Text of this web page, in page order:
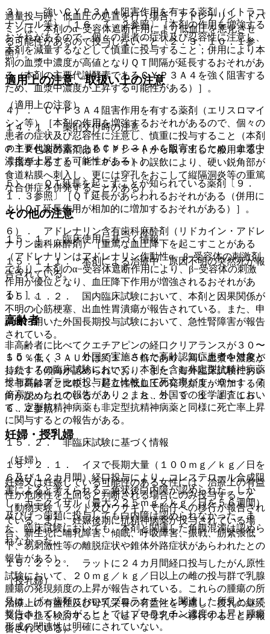
過量投与時、低血圧の処置を行う場合、アドレナリン、ドパ
ミンは、本剤のα−受容体遮断作用により低血圧を悪化させ
る可能性があるので投与しないこと〔２．３、１０．１参
照〕。
適用上の注意、取扱い上の注意
（適用上の注意）
１４．１． 薬剤交付時の注意
ＰＴＰ包装の薬剤はＰＴＰシートから取り出して服用するよ
う指導すること（ＰＴＰシートの誤飲により、硬い鋭角部が
食道粘膜へ刺入し、更には穿孔をおこして縦隔洞炎等の重篤
な合併症を併発することがある）。
その他の注意
１５．１． 臨床使用に基づく情報
１５．１．１． 本剤による治療中、原因不明の突然死が報
告されている。
１５．１．２． 国内臨床試験において、本剤と因果関係が
不明の心筋梗塞、出血性胃潰瘍が報告されている。また、申
請時に用いた外国長期投与試験において、急性腎障害が報告
されている。
１５．１．３． 外国で実施された高齢認知症患者を対象と
した１７の臨床試験において、本剤を含む非定型抗精神病薬
投与群はプラセボ投与群と比較して死亡率が１．６〜１．７
倍高かったとの報告があり、また、外国での疫学調査におい
て、定型抗精神病薬も非定型抗精神病薬と同様に死亡率上昇
に関与するとの報告がある。
１５．２． 非臨床試験に基づく情報
１５．２．１． イヌで長期大量（１００ｍｇ／ｋｇ／日を
６及び１２カ月間）経口投与により、コレステロール合成阻
害によると考えられる三角状後白内障が認められた。しか
し、カニクイザル（最大２２５ｍｇ／ｋｇ／日を５６週間）
及びげっ歯類に投与しても白内障は認められなかった。ま
た、臨床試験においても、本剤と関連した角膜混濁は認めら
れなかった。
１５．２．２． ラットに２４カ月間経口投与したがん原性
試験において、２０ｍｇ／ｋｇ／日以上の雌の投与群で乳腺
腫瘍の発現頻度の上昇が報告されている。これらの腫瘍の所
見は、げっ歯類においてプロラクチンと関連した所見として
報告されているが、ヒトではプロラクチン濃度の上昇と腫瘍
形成の関連性は明確にされていない。
３）． 強いＣＹＰ３Ａ４阻害作用を有する薬剤（イトラコ
ナゾール等）〔１６．７．２参照〕［本剤の作用を増強する
おそれがあるので、個々の患者の症状及び忍容性に注意し、
本剤を減量するなどして慎重に投与すること；併用により本
剤の血漿中濃度が高値となりＱＴ間隔が延長するおそれがあ
る（本剤の主要代謝酵素であるＣＹＰ３Ａ４を強く阻害する
ため、血漿中濃度が上昇する可能性がある）］。
４）． ＣＹＰ３Ａ４阻害作用を有する薬剤（エリスロマイ
シン等）［本剤の作用を増強するおそれがあるので、個々の
患者の症状及び忍容性に注意し、慎重に投与すること（本剤
の主要代謝酵素であるＣＹＰ３Ａ４を阻害するため、血漿中
濃度が上昇する可能性がある）］。
５）． ＱＴ延長を起こすことが知られている薬剤〔９．
１．３参照〕［ＱＴ延長があらわれるおそれがある（併用に
よりＱＴ延長作用が相加的に増加するおそれがある）］。
６）． アドレナリン含有歯科麻酔剤（リドカイン・アドレ
ナリン歯科麻酔剤）［重篤な血圧降下を起こすことがある
（アドレナリンはアドレナリン作動性α、β−受容体の刺激剤
であり、本剤のα−受容体遮断作用により、β−受容体の刺激
作用が優位となり、血圧降下作用が増強されるおそれがあ
る）］。
高齢者
非高齢者に比べてクエチアピンの経口クリアランスが３０〜
５０％低く、ＡＵＣは約１．５倍であり、高い血漿中濃度が
持続する傾向が認められており、また、海外臨床試験におい
て非高齢者と比較し、起立性低血圧の発現頻度が増加する傾
向が認められている〔７．２、８．５、９．１．１、１６．
６．２参照〕。
妊婦・授乳婦
（妊婦）
妊婦又は妊娠している可能性のある女性には、治療上の有益
性が危険性を上回ると判断される場合にのみ投与すること
（動物実験（ラット及びウサギ）で胎仔への移行が報告され
ている。また、妊娠後期に抗精神病薬が投与されている場
合、新生児に哺乳障害、傾眠、呼吸障害、振戦、筋緊張低
下、易刺激性等の離脱症状や錐体外路症状があらわれたとの
報告がある）。
（授乳婦）
治療上の有益性及び母乳栄養の有益性を考慮し、授乳の継続
又は中止を検討すること（ヒトで母乳中へ移行することが報
告されている）。